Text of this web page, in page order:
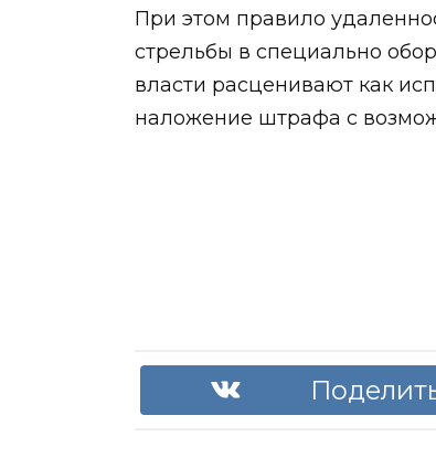
При этом правило
стрельбы в специально
власти расценивают как
наложение штрафа с